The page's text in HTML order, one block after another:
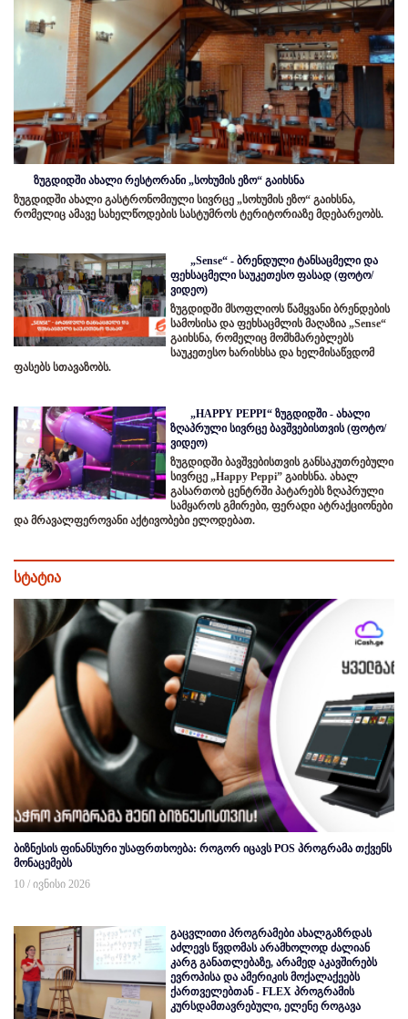
ზუგდიდში ახალი რესტორანი „სოხუმის ეზო“ გაიხსნა
ზუგდიდში ახალი გასტრონომიული სივრცე „სოხუმის ეზო“ გაიხსნა,
რომელიც ამავე სახელწოდების სასტუმროს ტერიტორიაზე მდებარეობს.
„Sense“ - ბრენდული ტანსაცმელი და
ფეხსაცმელი საუკეთესო ფასად (ფოტო/
ვიდეო)
ზუგდიდში მსოფლიოს წამყვანი ბრენდების
სამოსისა და ფეხსაცმლის მაღაზია „Sense“
გაიხსნა, რომელიც მომხმარებლებს
საუკეთესო ხარისხსა და ხელმისაწვდომ
ფასებს სთავაზობს.
„HAPPY PEPPI“ ზუგდიდში - ახალი
ზღაპრული სივრცე ბავშვებისთვის (ფოტო/
ვიდეო)
ზუგდიდში ბავშვებისთვის განსაკუთრებული
სივრცე „Happy Peppi” გაიხსნა. ახალ
გასართობ ცენტრში პატარებს ზღაპრული
სამყაროს გმირები, ფერადი ატრაქციონები
და მრავალფეროვანი აქტივობები ელოდებათ.
სტატია
ბიზნესის ფინანსური უსაფრთხოება: როგორ იცავს POS პროგრამა თქვენს
მონაცემებს
10 / ივნისი 2026
გაცვლითი პროგრამები ახალგაზრდას
აძლევს წვდომას არამხოლოდ ძალიან
კარგ განათლებაზე, არამედ აკავშირებს
ევროპისა და ამერიკის მოქალაქეებს
ქართველებთან - FLEX პროგრამის
კურსდამთავრებული, ელენე როგავა